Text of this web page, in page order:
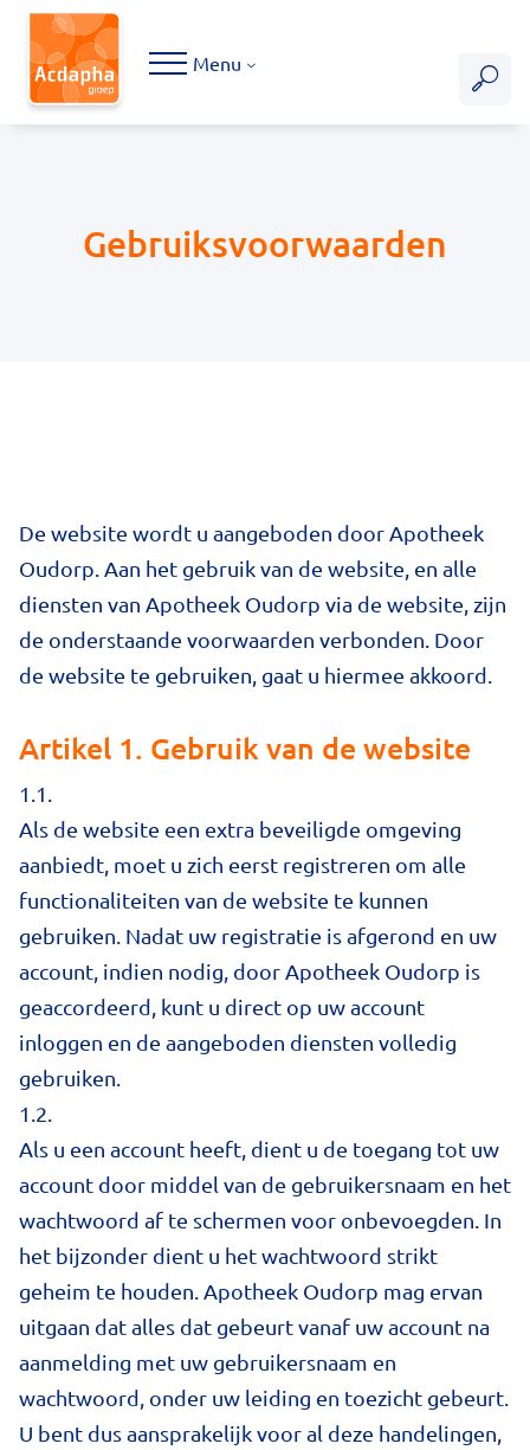
Hoofdmenu
Menu
Gebruiksvoorwaarden
De website wordt u aangeboden door Apotheek
Oudorp. Aan het gebruik van de website, en alle
diensten van Apotheek Oudorp via de website, zijn
de onderstaande voorwaarden verbonden. Door
de website te gebruiken, gaat u hiermee akkoord.
Artikel 1. Gebruik van de website
1.1.
Als de website een extra beveiligde omgeving
aanbiedt, moet u zich eerst registreren om alle
functionaliteiten van de website te kunnen
gebruiken. Nadat uw registratie is afgerond en uw
account, indien nodig, door Apotheek Oudorp is
geaccordeerd, kunt u direct op uw account
inloggen en de aangeboden diensten volledig
gebruiken.
1.2.
Als u een account heeft, dient u de toegang tot uw
account door middel van de gebruikersnaam en het
wachtwoord af te schermen voor onbevoegden. In
het bijzonder dient u het wachtwoord strikt
geheim te houden. Apotheek Oudorp mag ervan
uitgaan dat alles dat gebeurt vanaf uw account na
aanmelding met uw gebruikersnaam en
wachtwoord, onder uw leiding en toezicht gebeurt.
U bent dus aansprakelijk voor al deze handelingen,